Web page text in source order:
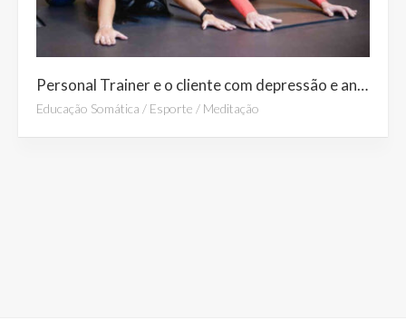
Personal Trainer e o cliente com depressão e ansiedade
Educação Somática / Esporte / Meditação